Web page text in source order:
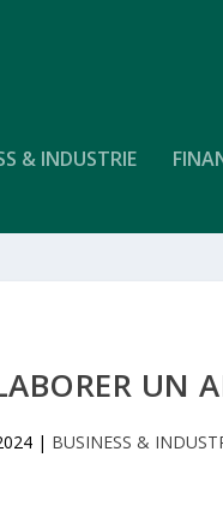
& INDUSTRIE
UN
| BUSINESS &